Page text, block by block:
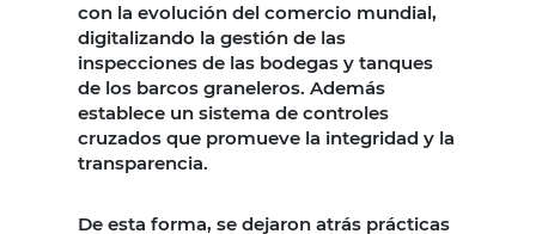
con la evolución del comercio mundial,
digitalizando la gestión de las
inspecciones de las bodegas y tanques
de los barcos graneleros. Además
establece un sistema de controles
cruzados que promueve la integridad y la
transparencia.
De esta forma, se dejaron atrás prácticas